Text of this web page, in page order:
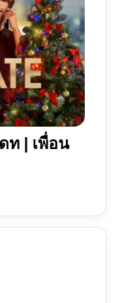
ท | เพื่อน